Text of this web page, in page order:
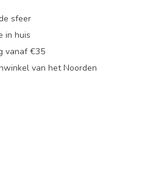
sfeer
in huis
vanaf €35
van het Noorden